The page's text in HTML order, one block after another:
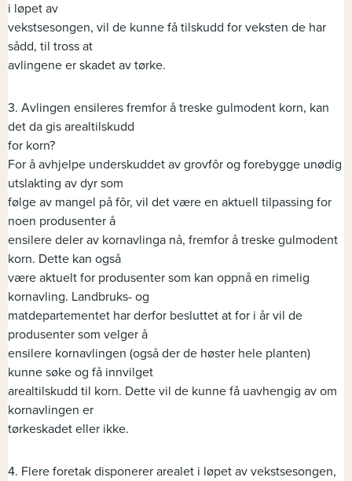
i løpet av
vekstsesongen, vil de kunne få tilskudd for veksten de har
sådd, til tross at
avlingene er skadet av tørke.
3. Avlingen ensileres fremfor å treske gulmodent korn, kan
det da gis arealtilskudd
for korn?
For å avhjelpe underskuddet av grovfôr og forebygge unødig
utslakting av dyr som
følge av mangel på fôr, vil det være en aktuell tilpassing for
noen produsenter å
ensilere deler av kornavlinga nå, fremfor å treske gulmodent
korn. Dette kan også
være aktuelt for produsenter som kan oppnå en rimelig
kornavling. Landbruks- og
matdepartementet har derfor besluttet at for i år vil de
produsenter som velger å
ensilere kornavlingen (også der de høster hele planten)
kunne søke og få innvilget
arealtilskudd til korn. Dette vil de kunne få uavhengig av om
kornavlingen er
tørkeskadet eller ikke.
4. Flere foretak disponerer arealet i løpet av vekstsesongen,